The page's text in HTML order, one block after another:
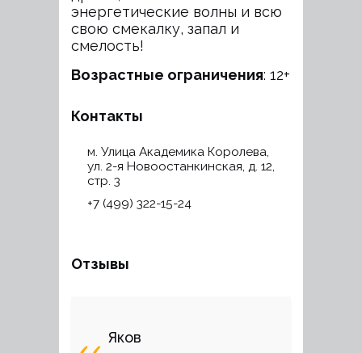
энергетические волны и всю
свою смекалку, запал и
смелость!
Возрастные ограничения: 12+
Контакты
м. Улица Академика Королева,
ул. 2-я Новоостанкинская, д. 12,
стр. 3
+7 (499) 322-15-24
Отзывы
Яков